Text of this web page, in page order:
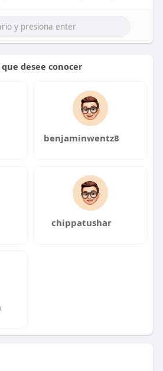
desee conocer
benjaminwentz8
chippatushar